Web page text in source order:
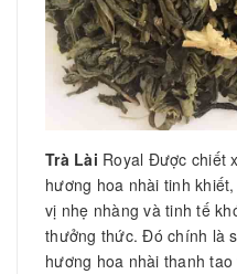
Trà Lài Royal Được chiết
hương hoa nhài tinh
vị nhẹ nhàng và tinh tế
thưởng thức. Đó chính là
hương hoa nhài thanh